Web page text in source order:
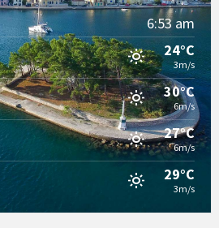
6:53 am
24°C
3m/s
30°C
6m/s
27°C
6m/s
29°C
3m/s